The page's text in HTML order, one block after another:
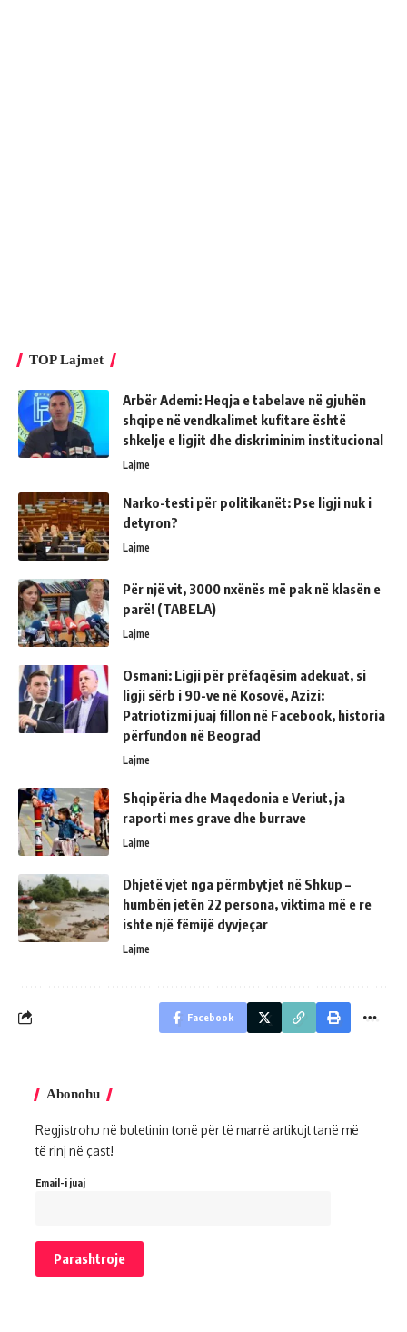
TOP Lajmet
Arbër Ademi: Heqja e tabelave në gjuhën
shqipe në vendkalimet kufitare është
shkelje e ligjit dhe diskriminim institucional
Lajme
Narko-testi për politikanët: Pse ligji nuk i
detyron?
Lajme
Për një vit, 3000 nxënës më pak në klasën e
parë! (TABELA)
Lajme
Osmani: Ligji për prëfaqësim adekuat, si
ligji sërb i 90-ve në Kosovë, Azizi:
Patriotizmi juaj fillon në Facebook, historia
përfundon në Beograd
Lajme
Shqipëria dhe Maqedonia e Veriut, ja
raporti mes grave dhe burrave
Lajme
Dhjetë vjet nga përmbytjet në Shkup –
humbën jetën 22 persona, viktima më e re
ishte një fëmijë dyvjeçar
Lajme
Facebook
Abonohu
Regjistrohu në buletinin tonë për të marrë artikujt tanë më
të rinj në çast!
Email-i juaj